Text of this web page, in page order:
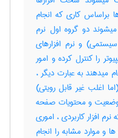
براساس کاری که انجام
دو گروه اول نرم
و نرم افزارهای
را کنترل کرده و امور
میدهند به عبارت دیگر ،
اغلب غیر قابل رویتی)
وضعیت و محتویات صفحه
افزار کاربردی ، اموری
و موارد مشابه را انجام